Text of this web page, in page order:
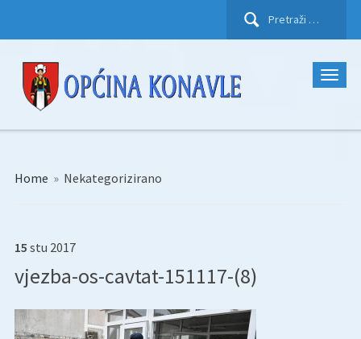
Pretraži:
Home » Nekategorizirano
15 stu 2017
vjezba-os-cavtat-151117-(8)